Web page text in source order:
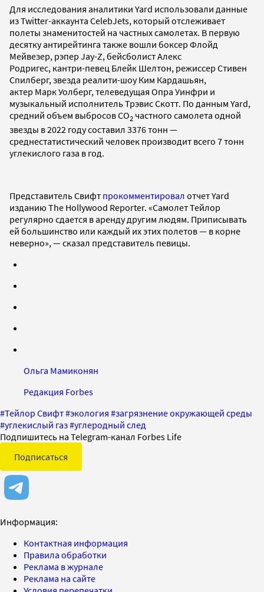
Для исследования аналитики Yard использовали данные
из Twitter-аккаунта CelebJets, который отслеживает
полеты знаменитостей на частных самолетах. В первую
десятку антирейтинга также вошли боксер Флойд
Мейвезер, рэпер Jay-Z, бейсболист Алекс
Родригес, кантри-певец Блейк Шелтон, режиссер Стивен
Спилберг, звезда реалити-шоу Ким Кардашьян,
актер Марк Уолберг, телеведущая Опра Уинфри и
музыкальный исполнитель Трэвис Скотт. По данным Yard,
средний объем выбросов CО2 частного самолета одной
звезды в 2022 году составил 3376 тонн —
среднестатистический человек производит всего 7 тонн
углекислого газа в год.
Представитель Свифт прокомментировал отчет Yard
изданию The Hollywood Reporter. «Самолет Тейлор
регулярно сдается в аренду другим людям. Приписывать
ей большинство или каждый их этих полетов — в корне
неверно», — сказал представитель певицы.
Ольга Мамиконян
Редакция Forbes
#Тейлор Свифт#экология #загрязнение окружающей среды
#углекислый газ#углеродный след
Подпишитесь на Telegram-канал Forbes Life
Подписаться
Информация:
Контактная информация
Правила обработки
Реклама в журнале
Реклама на сайте